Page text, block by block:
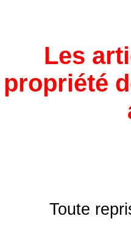
Les
propriété
Toute